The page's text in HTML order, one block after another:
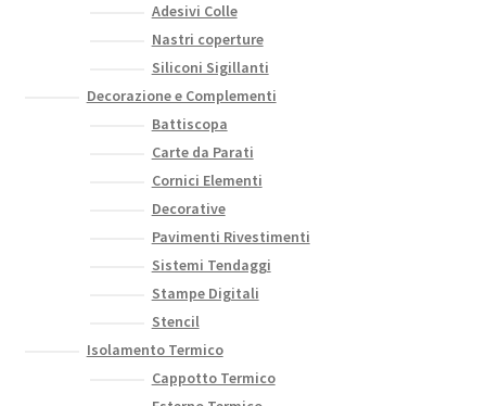
Adesivi Colle
Nastri coperture
Siliconi Sigillanti
Decorazione e Complementi
Battiscopa
Carte da Parati
Cornici Elementi
Decorative
Pavimenti Rivestimenti
Sistemi Tendaggi
Stampe Digitali
Stencil
Isolamento Termico
Cappotto Termico